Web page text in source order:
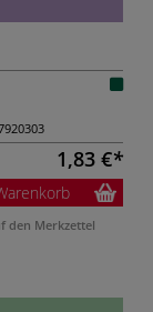
1,83 €
den Merkzettel